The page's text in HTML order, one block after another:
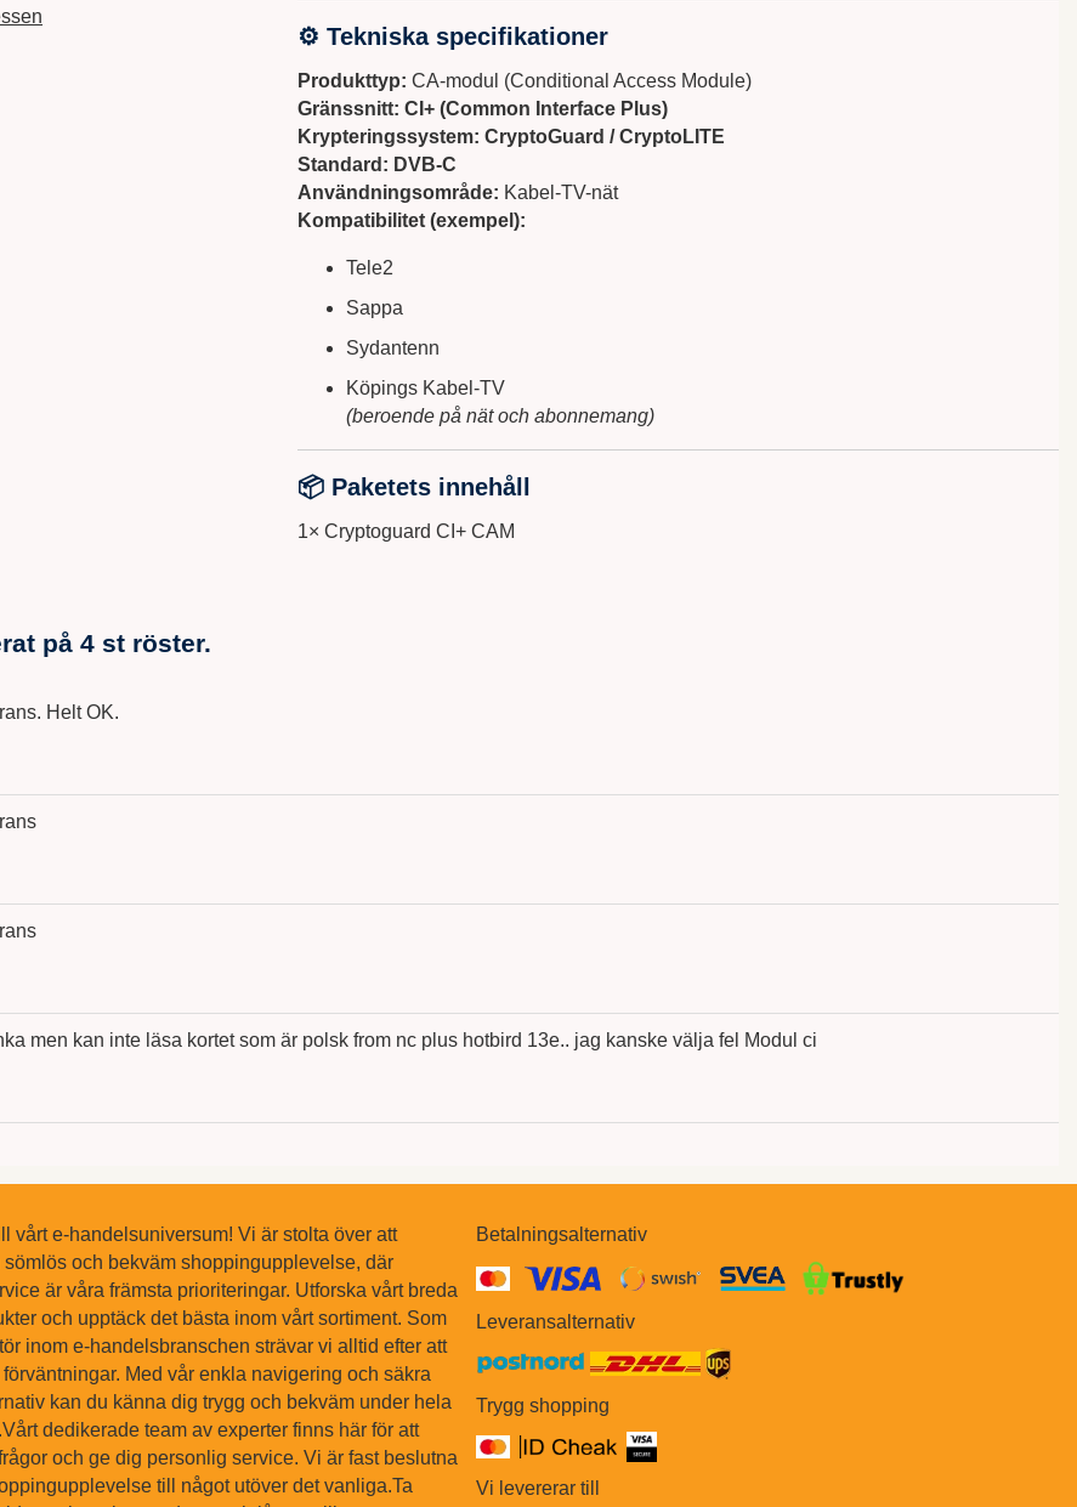
⚙ Tekniska specifikationer
Produkttyp: CA-modul (Conditional Access Module)
Gränssnitt: CI+ (Common Interface Plus)
Krypteringssystem: CryptoGuard / CryptoLITE
Standard: DVB-C
Användningsområde: Kabel-TV-nät
Kompatibilitet (exempel):
Tele2
Sappa
Sydantenn
Köpings Kabel-TV
(beroende på nät och abonnemang)
📦 Paketets innehåll
1× Cryptoguard CI+ CAM
på 4 st röster.
Helt OK.
men kan inte läsa kortet som är polsk from nc plus hotbird 13e.. jag kanske välja fel Modul ci
vårt e-handelsuniversum! Vi är stolta över att
och bekväm shoppingupplevelse, där
är våra främsta prioriteringar. Utforska vårt breda
och upptäck det bästa inom vårt sortiment. Som
inom e-handelsbranschen strävar vi alltid efter att
Med vår enkla navigering och säkra
kan du känna dig trygg och bekväm under hela
dedikerade team av experter finns här för att
och ge dig personlig service. Vi är fast beslutna
till något utöver det vanliga.Ta
Betalningsalternativ
Leveransalternativ
Trygg shopping
Vi levererar till